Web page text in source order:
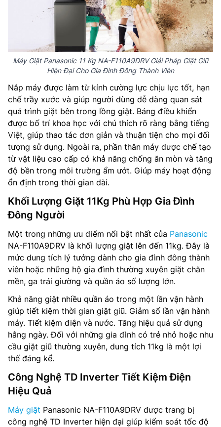
Máy Giặt Panasonic 11 Kg NA-F110A9DRV Giải Pháp Giặt Giũ
Hiện Đại Cho Gia Đình Đông Thành Viên
Nắp máy được làm từ kính cường lực chịu lực tốt, hạn
chế trầy xước và giúp người dùng dễ dàng quan sát
quá trình giặt bên trong lồng giặt. Bảng điều khiển
được bố trí khoa học với chú thích rõ ràng bằng tiếng
Việt, giúp thao tác đơn giản và thuận tiện cho mọi đối
tượng sử dụng. Ngoài ra, phần thân máy được chế tạo
từ vật liệu cao cấp có khả năng chống ăn mòn và tăng
độ bền trong môi trường ẩm ướt. Giúp máy hoạt động
ổn định trong thời gian dài.
Khối Lượng Giặt 11Kg Phù Hợp Gia Đình
Đông Người
Một trong những ưu điểm nổi bật nhất của Panasonic
NA-F110A9DRV là khối lượng giặt lên đến 11kg. Đây là
mức dung tích lý tưởng dành cho gia đình đông thành
viên hoặc những hộ gia đình thường xuyên giặt chăn
mền, ga trải giường và quần áo số lượng lớn.
Khả năng giặt nhiều quần áo trong một lần vận hành
giúp tiết kiệm thời gian giặt giũ. Giảm số lần vận hành
máy. Tiết kiệm điện và nước. Tăng hiệu quả sử dụng
hằng ngày. Đối với những gia đình có trẻ nhỏ hoặc nhu
cầu giặt giũ thường xuyên, dung tích 11kg là một lợi
thế đáng kể.
Công Nghệ TD Inverter Tiết Kiệm Điện
Hiệu Quả
Máy giặt Panasonic NA-F110A9DRV được trang bị
công nghệ TD Inverter hiện đại giúp kiểm soát tốc độ